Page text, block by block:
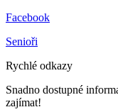
Facebook
Senioři
Rychlé odkazy
Snadno dostupné
zajímat!